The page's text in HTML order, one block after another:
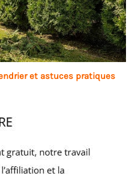
et astuces pratiques